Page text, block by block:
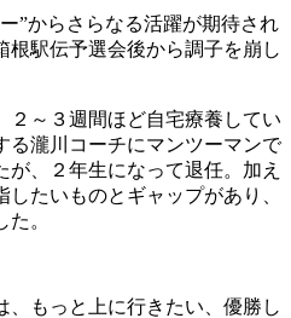
”からさらなる活躍が期待され
根駅伝予選会後から調子を崩し
～３週間ほど自宅療養してい
る瀧川コーチにマンツーマンで
、２年生になって退任。加え
たいものとギャップがあり、
。
もっと上に行きたい、優勝し